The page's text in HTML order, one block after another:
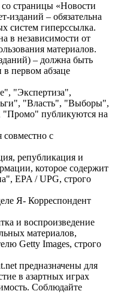
страницы «Новости
изданий – обязательна
систем гиперссылка.
в независимости от
материалов.
– должна быть
в первом абзаце
"Экспертиза",
"Власть", "Выборы",
"Промо" публикуются на
совместно с
републикация и
которое содержит
EPA / UPG, строго
Я- Корреспондент
и воспроизведение
материалов,
Getty Images, строго
предназначены для
в азартных играх
Соблюдайте